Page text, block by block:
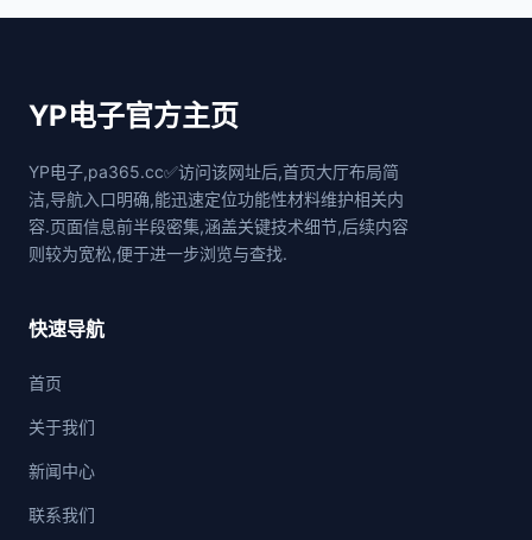
YP电子官方主页
YP电子,pa365.cc✅访问该网址后,首页大厅布局简
洁,导航入口明确,能迅速定位功能性材料维护相关内
容.页面信息前半段密集,涵盖关键技术细节,后续内容
则较为宽松,便于进一步浏览与查找.
快速导航
首页
关于我们
新闻中心
联系我们